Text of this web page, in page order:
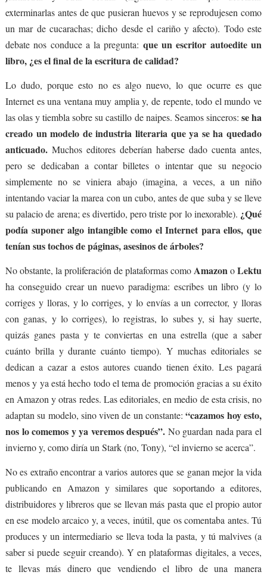
exterminarlas antes de que pusieran huevos y se reprodujesen como
un mar de cucarachas; dicho desde el cariño y afecto). Todo este
debate nos conduce a la pregunta: que un escritor autoedite un
libro, ¿es el final de la escritura de calidad?
Lo dudo, porque esto no es algo nuevo, lo que ocurre es que
Internet es una ventana muy amplia y, de repente, todo el mundo ve
las olas y tiembla sobre su castillo de naipes. Seamos sinceros: se ha
creado un modelo de industria literaria que ya se ha quedado
anticuado.Muchos editores deberían haberse dado cuenta antes,
pero se dedicaban a contar billetes o intentar que su negocio
simplemente no se viniera abajo (imagina, a veces, a un niño
intentando vaciar la marea con un cubo, antes de que suba y se lleve
su palacio de arena; es divertido, pero triste por lo inexorable). ¿Qué
podía suponer algo intangible como el Internet para ellos, que
tenían sus tochos de páginas, asesinos de árboles?
No obstante, la proliferación de plataformas comoAmazonoLektu
ha conseguido crear un nuevo paradigma: escribes un libro (y lo
corriges y lloras, y lo corriges, y lo envías a un corrector, y lloras
con ganas, y lo corriges), lo registras, lo subes y, si hay suerte,
quizás ganes pasta y te conviertas en una estrella (que a saber
cuánto brilla y durante cuánto tiempo). Y muchas editoriales se
dedican a cazar a estos autores cuando tienen éxito. Les pagará
menos y ya está hecho todo el tema de promoción gracias a su éxito
en Amazon y otras redes. Las editoriales, en medio de esta crisis, no
adaptan su modelo, sino viven de un constante:“cazamos hoy esto,
nos lo comemos y ya veremos después”. No guardan nada para el
invierno y, como diría un Stark (no, Tony), “el invierno se acerca”.
No es extraño encontrar a varios autores que se ganan mejor la vida
publicando en Amazon y similares que soportando a editores,
distribuidores y libreros que se llevan más pasta que el propio autor
en ese modelo arcaico y, a veces, inútil, que os comentaba antes. Tú
produces y un intermediario se lleva toda la pasta, y tú malvives (a
saber si puede seguir creando). Y en plataformas digitales, a veces,
te llevas más dinero que vendiendo el libro de una manera